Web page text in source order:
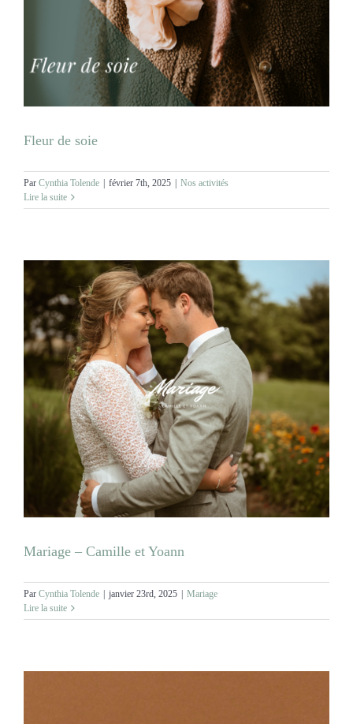
Fleur de soie
Par Cynthia Tolende février 7th, 2025
Nos activités
Lire la suite
Mariage – Camille et Yoann
Par Cynthia Tolende | janvier 23rd, 2025 | Mariage
Lire la suite